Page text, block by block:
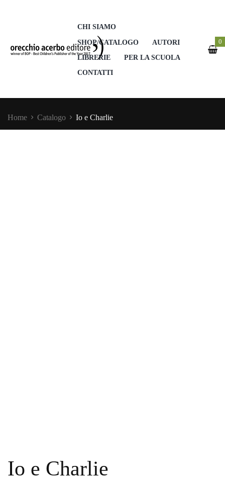
CHI SIAMO
SHOP/CATALOGO
AUTORI
LIBRERIE
PER LA SCUOLA
CONTATTI
0
Home Catalogo Io e Charlie
Io e Charlie